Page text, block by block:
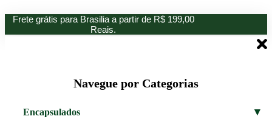
para
Frete grátis para Brasilia a partir de R$ 199,00
Reais.
Navegue por Categorias
Encapsulados ▾